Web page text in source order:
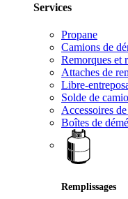
Services
Propane
Camions de
Remorques et
Attaches de
Libre-
Solde de
Accessoires
Boîtes de
Remplissages